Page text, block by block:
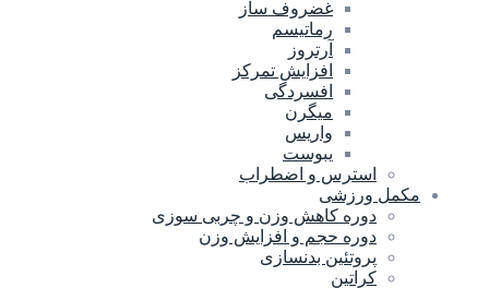
غضروف ساز
رماتیسم
آرتروز
افزایش تمرکز
افسردگی
میگرن
واریس
یبوست
استرس و اضطراب
مکمل ورزشی
دوره کاهش وزن و چربی سوزی
دوره حجم و افزایش وزن
پروتئین بدنسازی
کراتین